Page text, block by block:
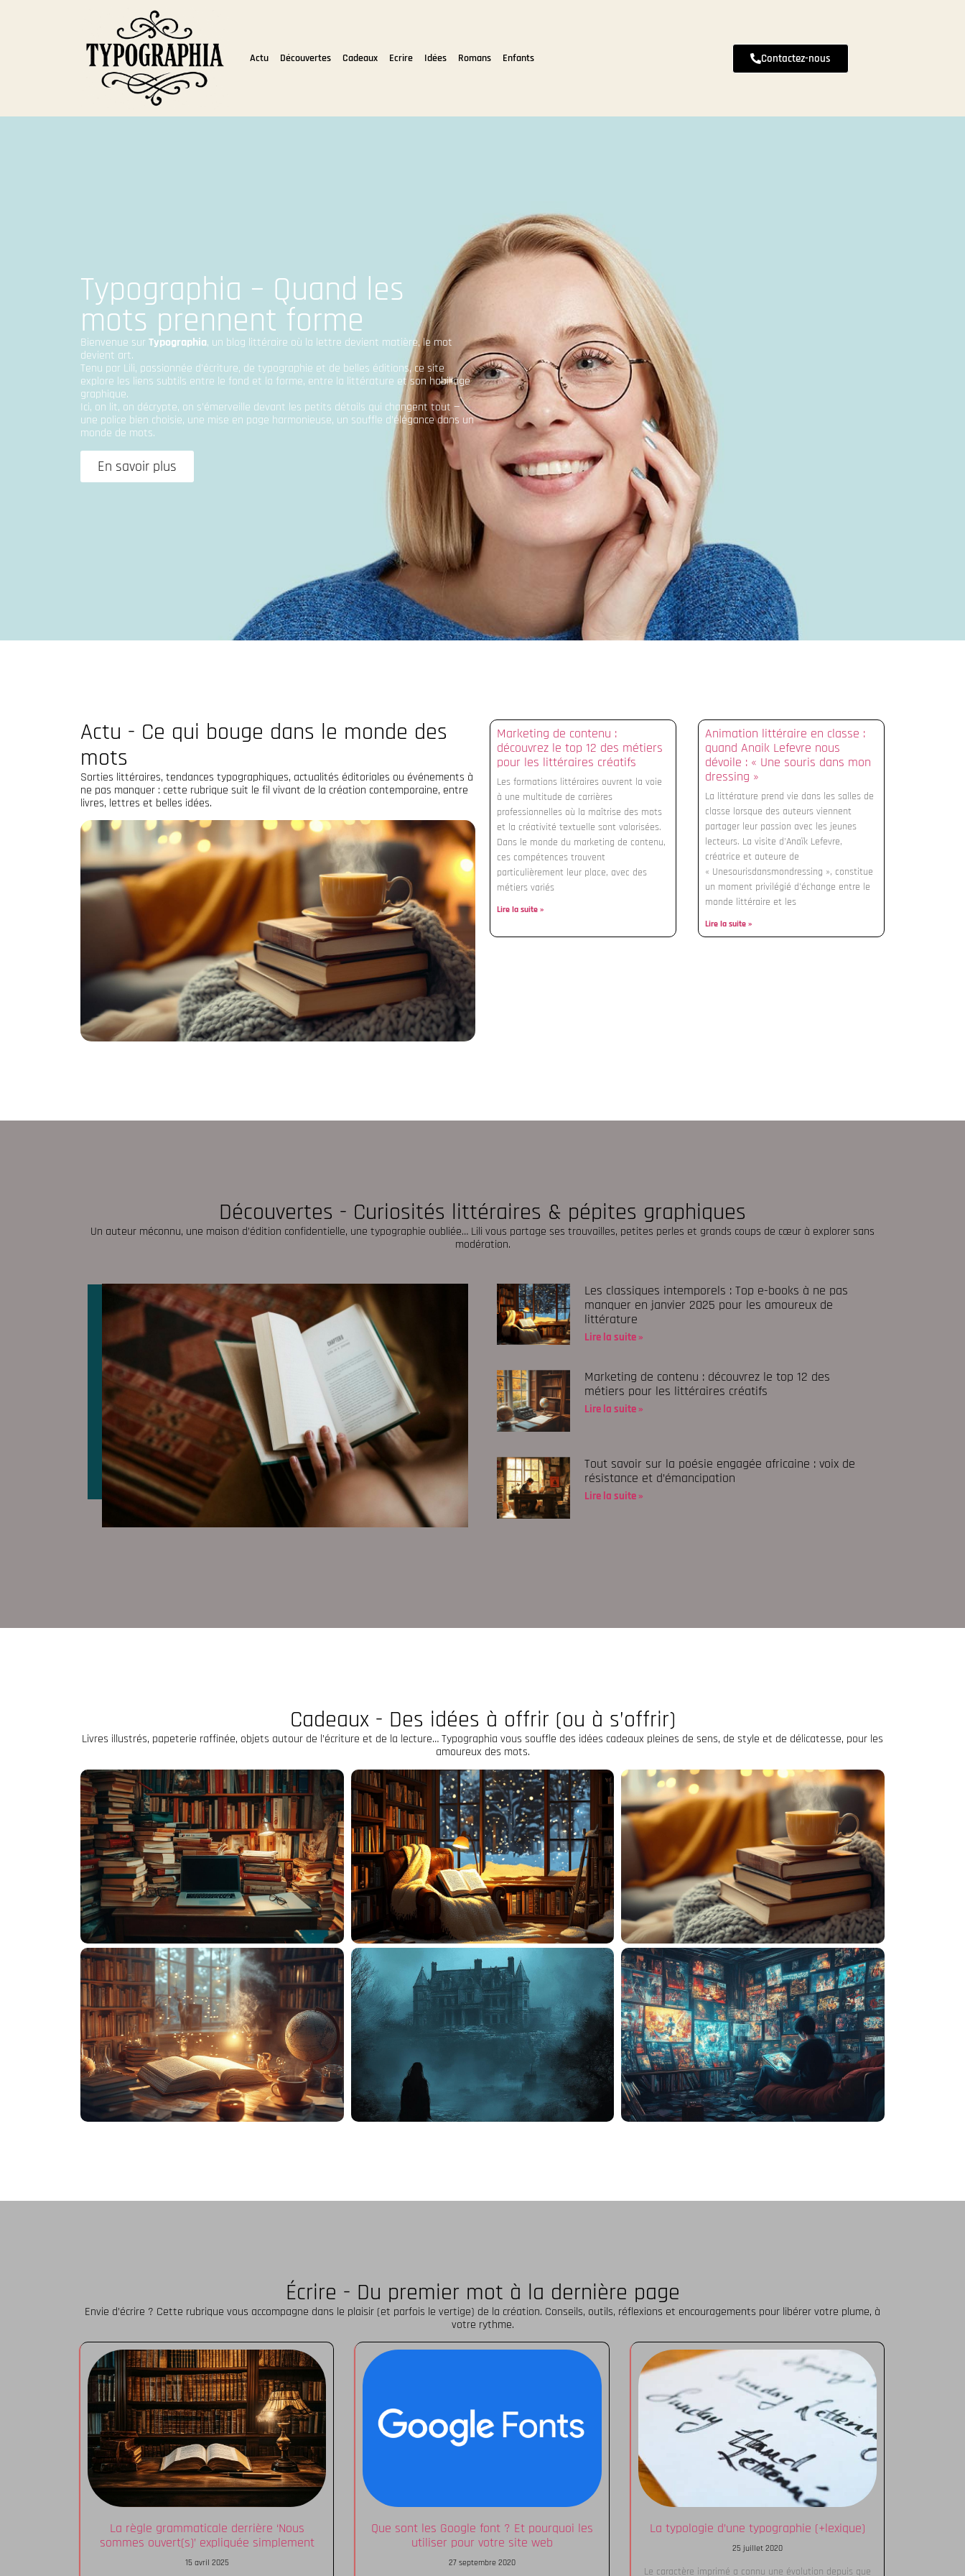
Actu Découvertes Cadeaux Ecrire Idées Romans Enfants Contactez-nous
Typographia – Quand les
mots prennent forme
Bienvenue surTypographia, un blog littéraire où la lettre devient matière, le mot
devient art.
Tenu par Lili, passionnée d’écriture, de typographie et de belles éditions, ce site
explore les liens subtils entre le fond et la forme, entre la littérature et son habillage
graphique.
Ici, on lit, on décrypte, on s’émerveille devant les petits détails qui changent tout —
une police bien choisie, une mise en page harmonieuse, un souffle d’élégance dans un
monde de mots.
En savoir plus
Actu - Ce qui bouge dans le monde des
mots
Sorties littéraires, tendances typographiques, actualités éditoriales ou événements à
ne pas manquer : cette rubrique suit le fil vivant de la création contemporaine, entre
livres, lettres et belles idées.
Marketing de contenu :
découvrez le top 12 des métiers
pour les littéraires créatifs
Les formations littéraires ouvrent la voie
à une multitude de carrières
professionnelles où la maîtrise des mots
et la créativité textuelle sont valorisées.
Dans le monde du marketing de contenu,
ces compétences trouvent
particulièrement leur place, avec des
métiers variés
Lire la suite »
Animation littéraire en classe :
quand Anaik Lefevre nous
dévoile : « Une souris dans mon
dressing »
La littérature prend vie dans les salles de
classe lorsque des auteurs viennent
partager leur passion avec les jeunes
lecteurs. La visite d'Anaïk Lefevre,
créatrice et auteure de
« Unesourisdansmondressing », constitue
un moment privilégié d'échange entre le
monde littéraire et les
Lire la suite »
Découvertes - Curiosités littéraires & pépites graphiques
Un auteur méconnu, une maison d’édition confidentielle, une typographie oubliée… Lili vous partage ses trouvailles, petites perles et grands coups de cœur à explorer sans
modération.
Les classiques intemporels : Top e-books à ne pas
manquer en janvier 2025 pour les amoureux de
littérature
Lire la suite »
Marketing de contenu : découvrez le top 12 des
métiers pour les littéraires créatifs
Lire la suite »
Tout savoir sur la poésie engagée africaine : voix de
résistance et d’émancipation
Lire la suite »
Cadeaux - Des idées à offrir (ou à s’offrir)
Livres illustrés, papeterie raffinée, objets autour de l’écriture et de la lecture… Typographia vous souffle des idées cadeaux pleines de sens, de style et de délicatesse, pour les
amoureux des mots.
Écrire - Du premier mot à la dernière page
Envie d’écrire ? Cette rubrique vous accompagne dans le plaisir (et parfois le vertige) de la création. Conseils, outils, réflexions et encouragements pour libérer votre plume, à
votre rythme.
La règle grammaticale derrière ‘Nous
sommes ouvert(s)’ expliquée simplement
15 avril 2025
Que sont les Google font ? Et pourquoi les
utiliser pour votre site web
27 septembre 2020
La typologie d’une typographie (+lexique)
25 juillet 2020
Le caractère imprimé a connu une évolution depuis que